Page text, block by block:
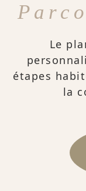
Le
étapes
la